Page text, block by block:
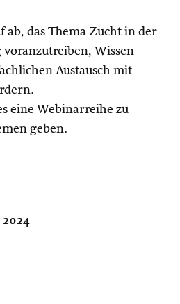
ab, das Thema Zucht in der
Wissen
Austausch mit
eine Webinarreihe zu
geben.